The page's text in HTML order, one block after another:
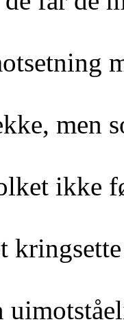
men
ikke